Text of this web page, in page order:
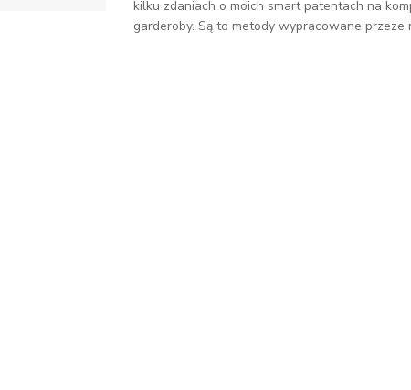
kilku zdaniach o moich smart patentach na
garderoby. Są to metody wypracowane przeze